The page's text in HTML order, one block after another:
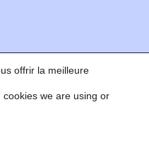
offrir la meilleure
we are using or
des cookies GDPR